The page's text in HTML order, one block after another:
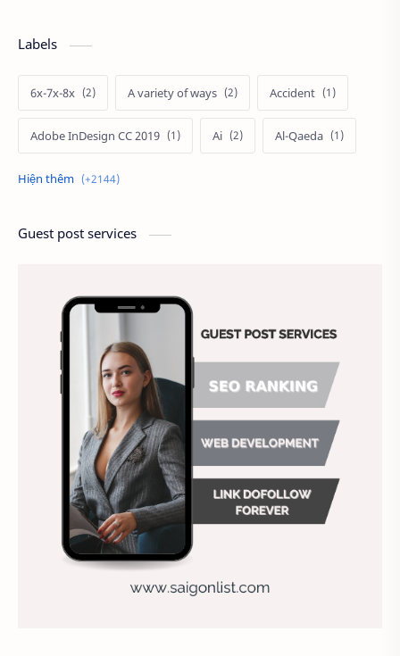
Labels
6x-7x-8x A variety of ways Accident
Adobe InDesign CC 2019 Ai Al-Qaeda
Alien Alternative
Ảnh nền chuẩn HD Ảnh nền đẹp
Ảnh nền sinh nhật
Animal Ankle boots Antarctic
Antibodies against Covid-19 Antiquarian
Antiviral antibodies Áo bà ba
Áo bà ba hiện đại Áo bà bầu Áo bác sĩ
Áo bếp trưởng áo công nhân
Guest post services